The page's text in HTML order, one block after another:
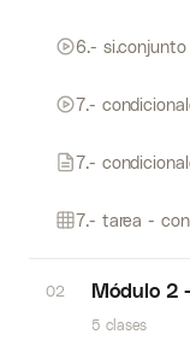
6.- si.conjunto
7.-
7.-
7.- tarea -
02 Módulo 2
5 clases